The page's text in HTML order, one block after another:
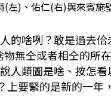
(左)、佑仁(右)與來賓施
的啥咧？敢是過去
無仝或者相仝的所
人類圖是啥、按怎
要緊的是新的一年